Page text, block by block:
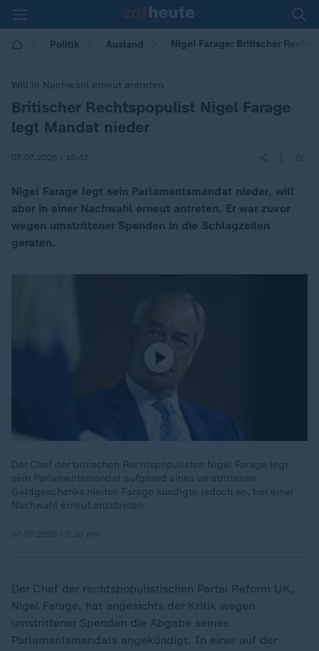
Politik Ausland Nigel Farage: Britischer
Will in Nachwahl erneut antreten
:Britischer Rechtspopulist Nigel Farage
legt Mandat nieder
07.07.2026 | 15:42
Nigel Farage legt sein Parlamentsmandat nieder, will
aber in einer Nachwahl erneut antreten. Er war zuvor
wegen umstrittener Spenden in die Schlagzeilen
geraten.
Der Chef der britischen Rechtspopulisten Nigel Farage legt
sein Parlamentsmandat aufgrund eines umstrittenen
Geldgeschenks nieder. Farage kündigte jedoch an, bei einer
Nachwahl erneut anzutreten.
Der Chef der rechtspopulistischen Partei Reform UK,
Nigel Farage, hat angesichts der Kritik wegen
umstrittener Spenden die Abgabe seines
Parlamentsmandats angekündigt. In einer auf der